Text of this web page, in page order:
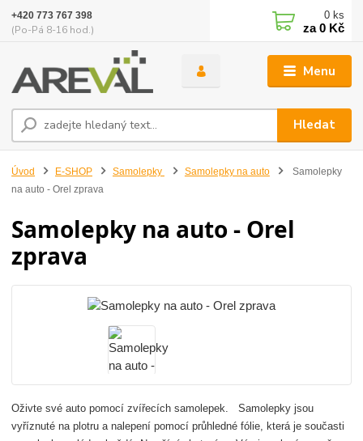
Menu
Hledat
+420 773 767 398
(Po-Pá 8-16 hod.)
0 ks
za0 Kč
Úvod E-SHOP Samolepky Samolepky na auto
Samolepky
na auto - Orel zprava
Samolepky na auto - Orel
zprava
Oživte své auto pomocí zvířecích samolepek. Samolepky jsou
vyříznuté na plotru a nalepení pomocí průhledné fólie, která je současti